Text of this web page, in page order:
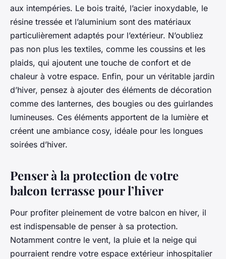
aux intempéries. Le bois traité, l’acier inoxydable, le
résine tressée et l’aluminium sont des matériaux
particulièrement adaptés pour l’extérieur. N’oubliez
pas non plus les textiles, comme les coussins et les
plaids, qui ajoutent une touche de confort et de
chaleur à votre espace. Enfin, pour un véritable jardin
d’hiver, pensez à ajouter des éléments de décoration
comme des lanternes, des bougies ou des guirlandes
lumineuses. Ces éléments apportent de la lumière et
créent une ambiance cosy, idéale pour les longues
soirées d’hiver.
Penser à la protection de votre
balcon terrasse pour l’hiver
Pour profiter pleinement de votre balcon en hiver, il
est indispensable de penser à sa protection.
Notamment contre le vent, la pluie et la neige qui
pourraient rendre votre espace extérieur inhospitalier